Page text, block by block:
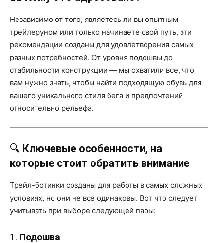
Независимо от того, являетесь ли вы опытным
трейлеруном или только начинаете свой путь, эти
рекомендации созданы для удовлетворения самых
разных потребностей. От уровня подошвы до
стабильности конструкции — мы охватили все, что
вам нужно знать, чтобы найти подходящую обувь для
вашего уникального стиля бега и предпочтений
относительно рельефа.
🔍 Ключевые особенности, на
которые стоит обратить внимание
Трейл-ботинки созданы для работы в самых сложных
условиях, но они не все одинаковы. Вот что следует
учитывать при выборе следующей пары:
1. Подошва